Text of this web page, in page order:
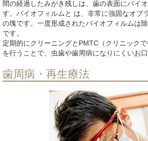
間の経過したみがき残しは、歯の表面にバイ
す。バイオフィルムと は、非常に強固なオブ
の塊です。一度形成されたバイオフィルムは
です。
定期的にクリーニングとPMTC（クリニックで
を行うことで、虫歯や歯周病になりにくいお口
歯周病・再生療法